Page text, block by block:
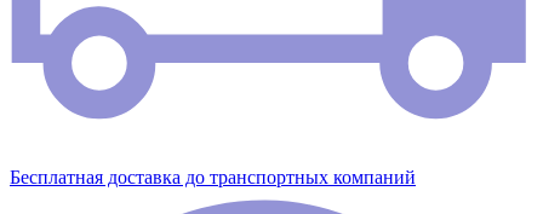
Бесплатная доставка до транспортных компаний